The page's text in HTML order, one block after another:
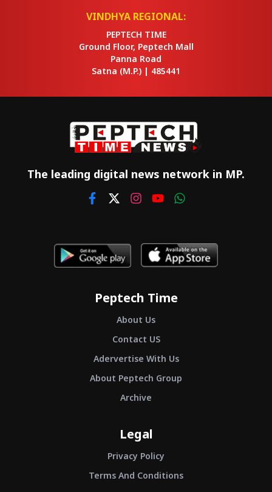
VINDHYA REGIONAL:
PEPTECH TIME
Ground Floor, Peptech Mall
Panna Road
Satna (M.P.) | 485441
The leading digital news network in MP.
Peptech Time
About Us
Contact US
Adervertise With Us
About Peptech Group
Archive
Legal
Privacy Policy
Terms And Conditions